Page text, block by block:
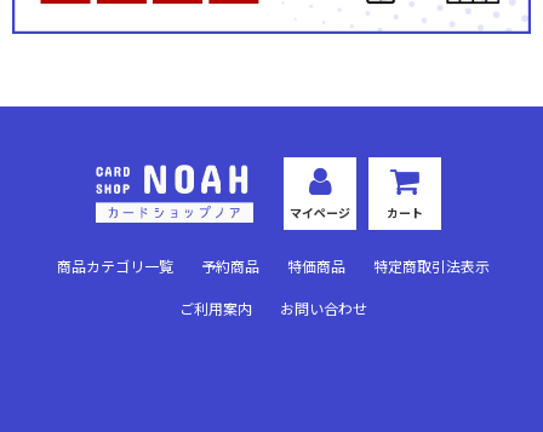
秘められた試練(ノーマル)
運命を超えて(プレミアム)
英雄の夜明け(プレミアム)
マイページ カート
商品カテゴリ一覧 予約商品 特価商品 特定商取引法表示
ご利用案内 お問い合わせ